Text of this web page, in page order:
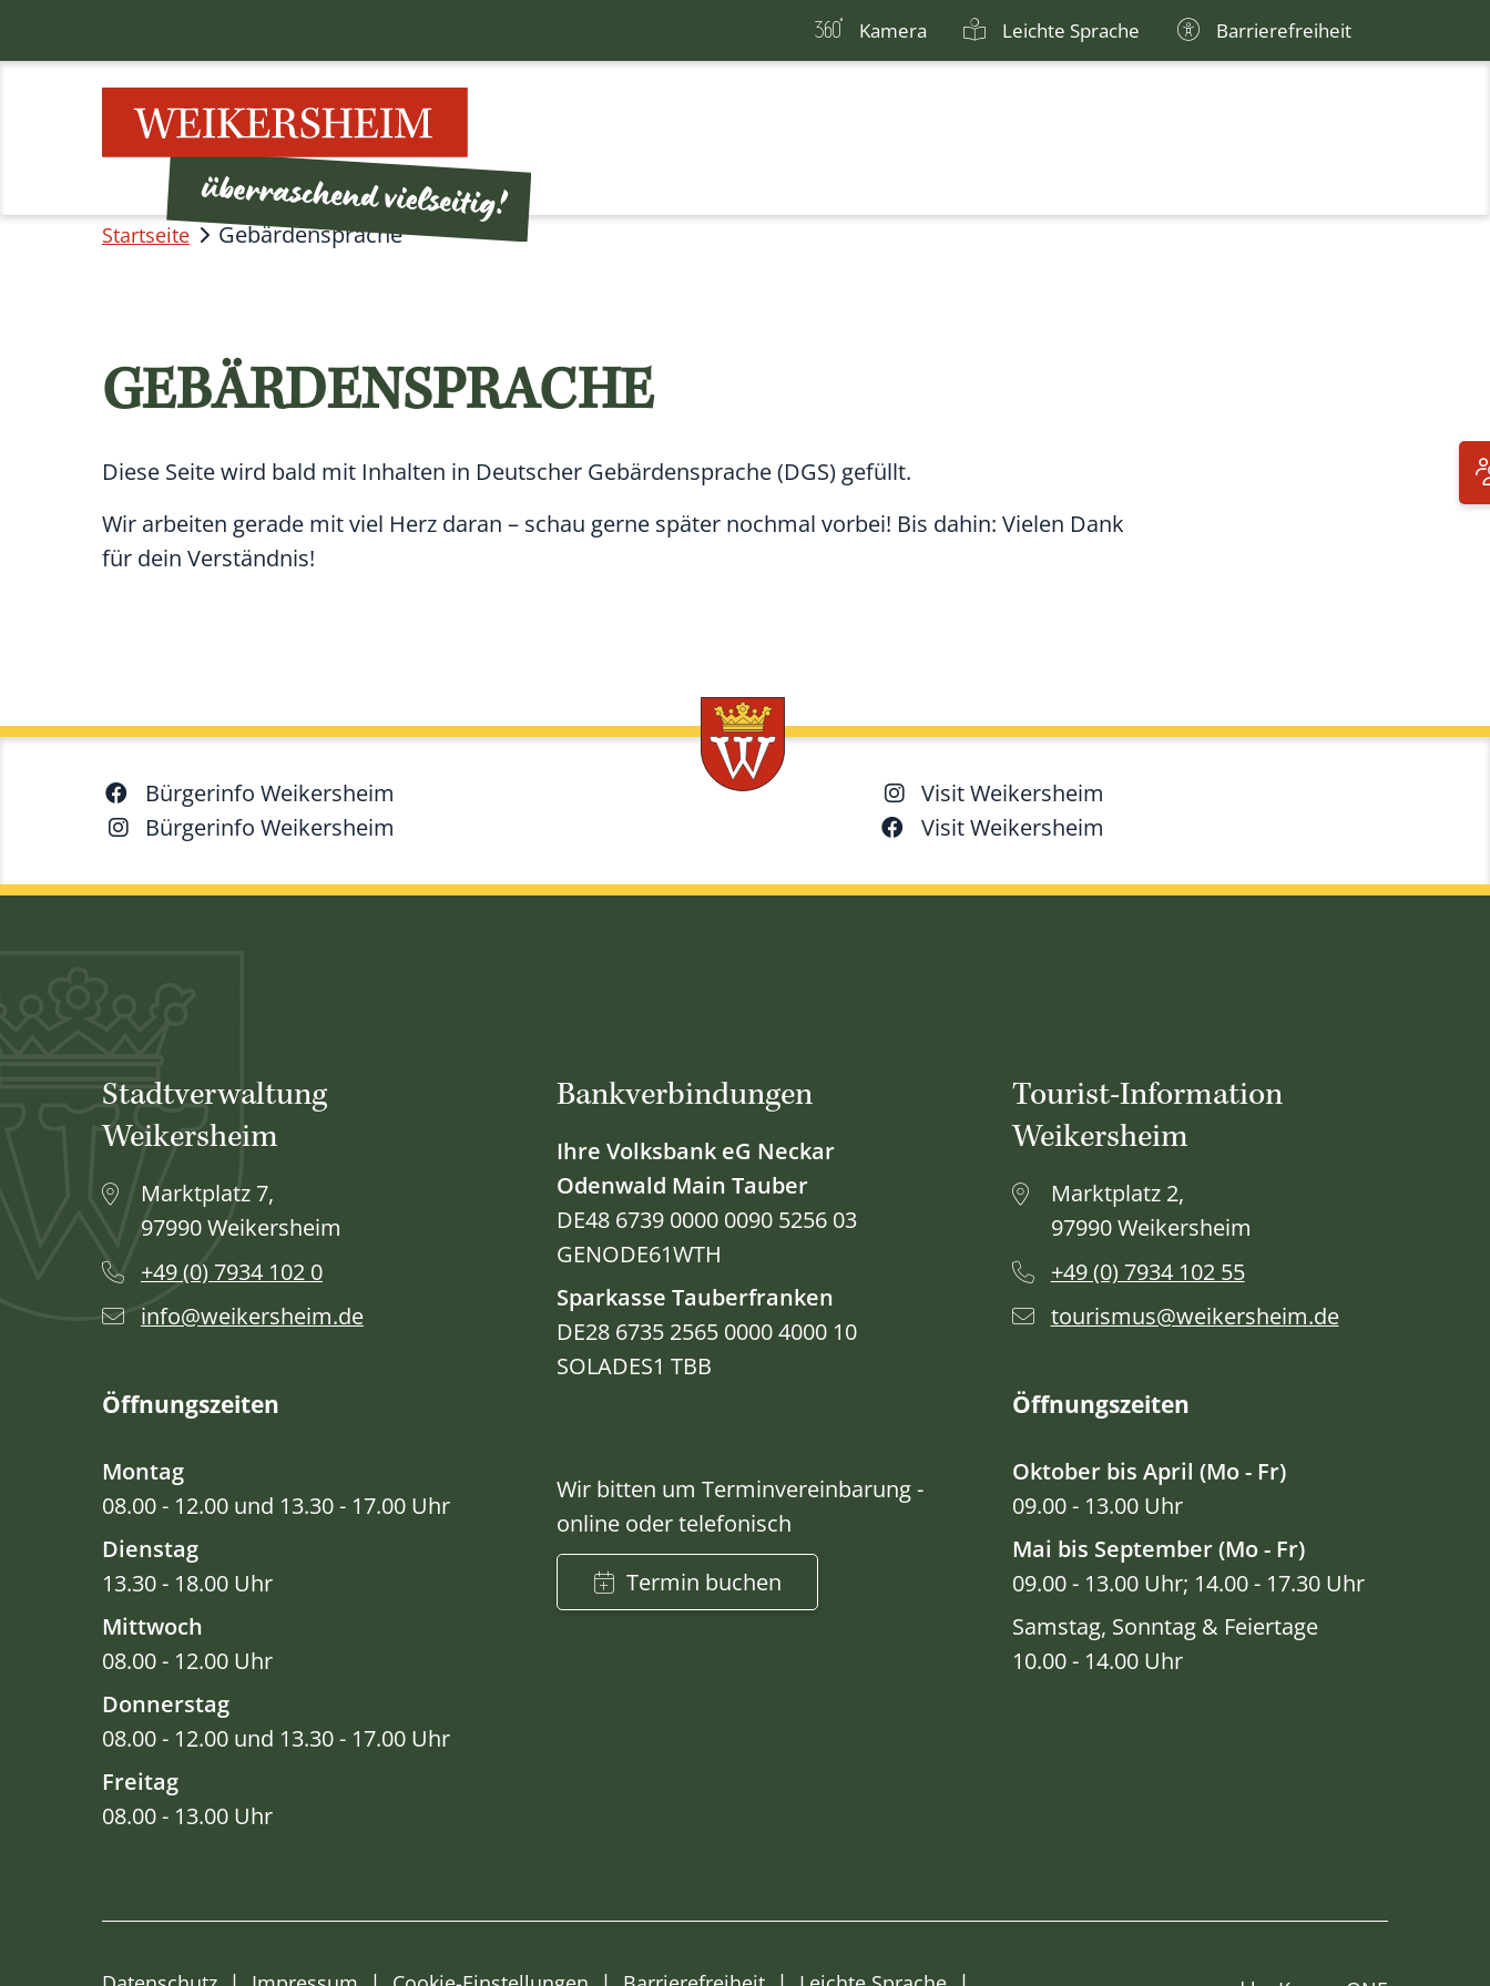
Kamera Leichte Sprache Barrierefreiheit
Startseite Gebärdensprache
GEBÄRDENSPRACHE
Diese Seite wird bald mit Inhalten in Deutscher Gebärdensprache (DGS) gefüllt.
Wir arbeiten gerade mit viel Herz daran – schau gerne später nochmal vorbei! Bis dahin: Vielen Dank
für dein Verständnis!
Bürgerinfo Weikersheim
Bürgerinfo Weikersheim
Visit Weikersheim
Visit Weikersheim
Stadtverwaltung
Weikersheim
Marktplatz 7,
97990 Weikersheim
+49 (0) 7934 102 0
info@weikersheim.de
Öffnungszeiten
Montag
08.00 - 12.00 und 13.30 - 17.00 Uhr
Dienstag
13.30 - 18.00 Uhr
Mittwoch
08.00 - 12.00 Uhr
Donnerstag
08.00 - 12.00 und 13.30 - 17.00 Uhr
Freitag
08.00 - 13.00 Uhr
Bankverbindungen
Ihre Volksbank eG Neckar
Odenwald Main Tauber
DE48 6739 0000 0090 5256 03
GENODE61WTH
Sparkasse Tauberfranken
DE28 6735 2565 0000 4000 10
SOLADES1 TBB
Wir bitten um Terminvereinbarung -
online oder telefonisch
Termin buchen
Tourist-Information
Weikersheim
Marktplatz 2,
97990 Weikersheim
+49 (0) 7934 102 55
tourismus@weikersheim.de
Öffnungszeiten
Oktober bis April (Mo - Fr)
09.00 - 13.00 Uhr
Mai bis September (Mo - Fr)
09.00 - 13.00 Uhr; 14.00 - 17.30 Uhr
Samstag, Sonntag & Feiertage
10.00 - 14.00 Uhr